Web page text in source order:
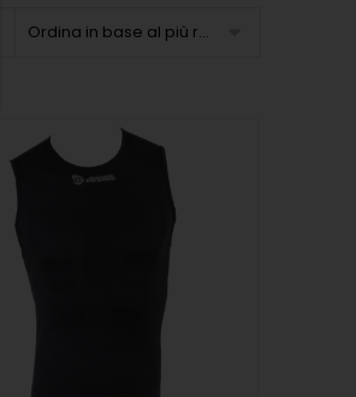
Ordina in base al più recente